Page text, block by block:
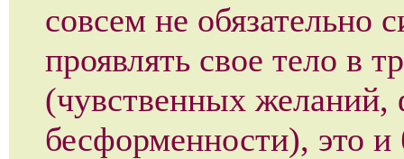
совсем не обязательно
проявлять свое тело в
(чувственных
бесформенности), это и